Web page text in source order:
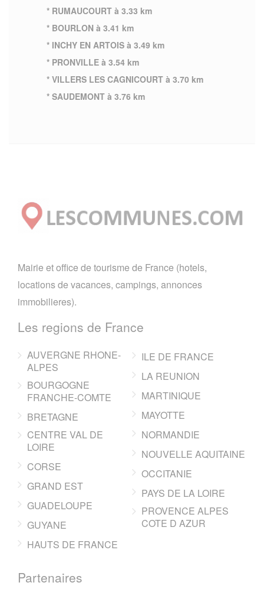
* RUMAUCOURT à 3.33 km
* BOURLON à 3.41 km
* INCHY EN ARTOIS à 3.49 km
* PRONVILLE à 3.54 km
* VILLERS LES CAGNICOURT à 3.70 km
* SAUDEMONT à 3.76 km
Mairie et office de tourisme de France (hotels,
locations de vacances, campings, annonces
immobilieres).
Les regions de France
AUVERGNE RHONE-
ALPES
BOURGOGNE
FRANCHE-COMTE
BRETAGNE
CENTRE VAL DE
LOIRE
CORSE
GRAND EST
GUADELOUPE
GUYANE
HAUTS DE FRANCE
ILE DE FRANCE
LA REUNION
MARTINIQUE
MAYOTTE
NORMANDIE
NOUVELLE AQUITAINE
OCCITANIE
PAYS DE LA LOIRE
PROVENCE ALPES
COTE D AZUR
Partenaires